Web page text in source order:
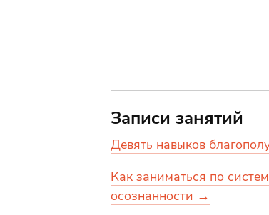
Записи занятий
Девять навыков
Как заниматься по
осознанности →